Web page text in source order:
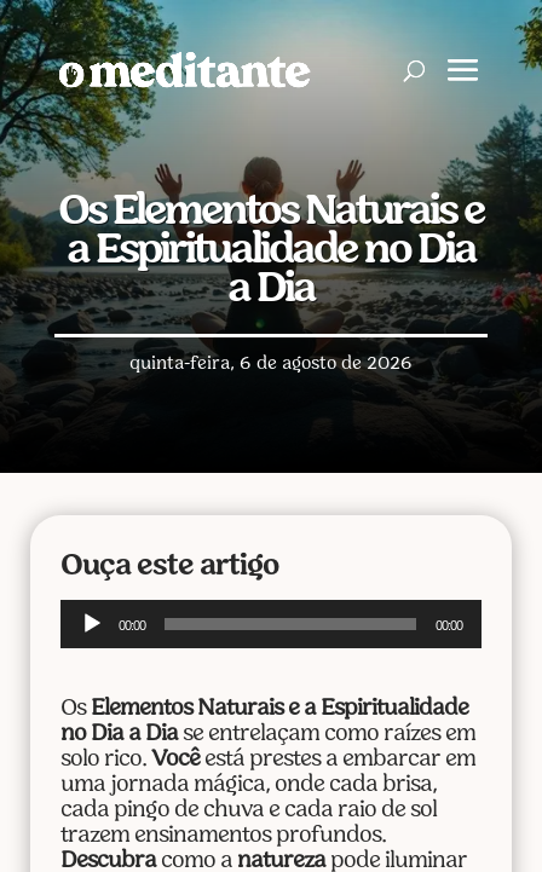
Os Elementos Naturais e
a Espiritualidade no Dia
a Dia
quinta-feira, 6 de agosto de 2026
Ouça este artigo
Tocador
00:00 00:00
Os Elementos Naturais e a Espiritualidade
no Dia a Diase entrelaçam como raízes em
solo rico. Vocêestá prestes a embarcar em
uma jornada mágica, onde cada brisa,
cada pingo de chuva e cada raio de sol
trazem ensinamentos profundos.
Descubracomo a naturezapode iluminar